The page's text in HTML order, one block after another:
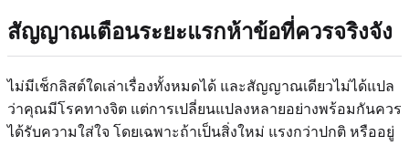
สัญญาณเตือนระยะแรกห้าข้อที่ควรจริงจัง
ไม่มีเช็กลิสต์ใดเล่าเรื่องทั้งหมดได้ และสัญญาณเดียวไม่ได้แปล
ว่าคุณมีโรคทางจิต แต่การเปลี่ยนแปลงหลายอย่างพร้อมกันควร
ได้รับความใส่ใจ โดยเฉพาะถ้าเป็นสิ่งใหม่ แรงกว่าปกติ หรืออยู่